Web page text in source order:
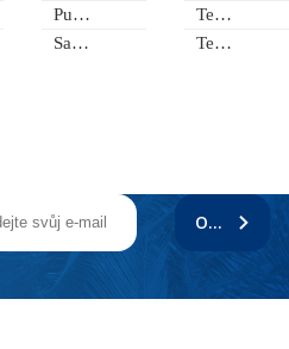
Puerto Rico
San Agustin
Tejeda
Telde
ODEBÍRAT